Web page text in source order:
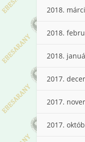
2018.
2018.
2018.
2017.
2017.
2017.